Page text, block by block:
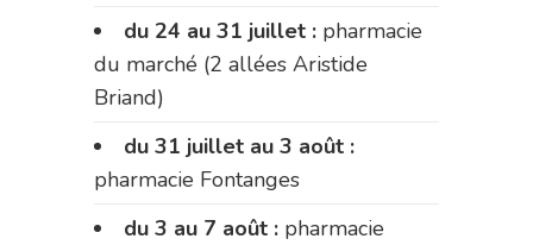
du 24 au 31 juillet : pharmacie
du marché (2 allées Aristide
Briand)
du 31 juillet au 3 août :
pharmacie Fontanges
du 3 au 7 août : pharmacie